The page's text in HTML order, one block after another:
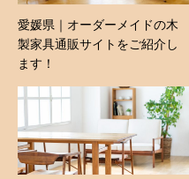
愛媛県｜オーダーメイドの木
製家具通販サイトをご紹介し
ます！